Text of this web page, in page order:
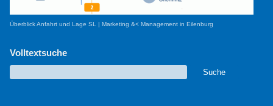
Überblick Anfahrt und Lage SL | Marketing &< Management in Eilenburg
Volltextsuche